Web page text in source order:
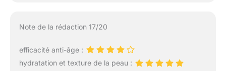
Note de la rédaction 17/20
efficacité anti-âge :
hydratation et texture de la peau :